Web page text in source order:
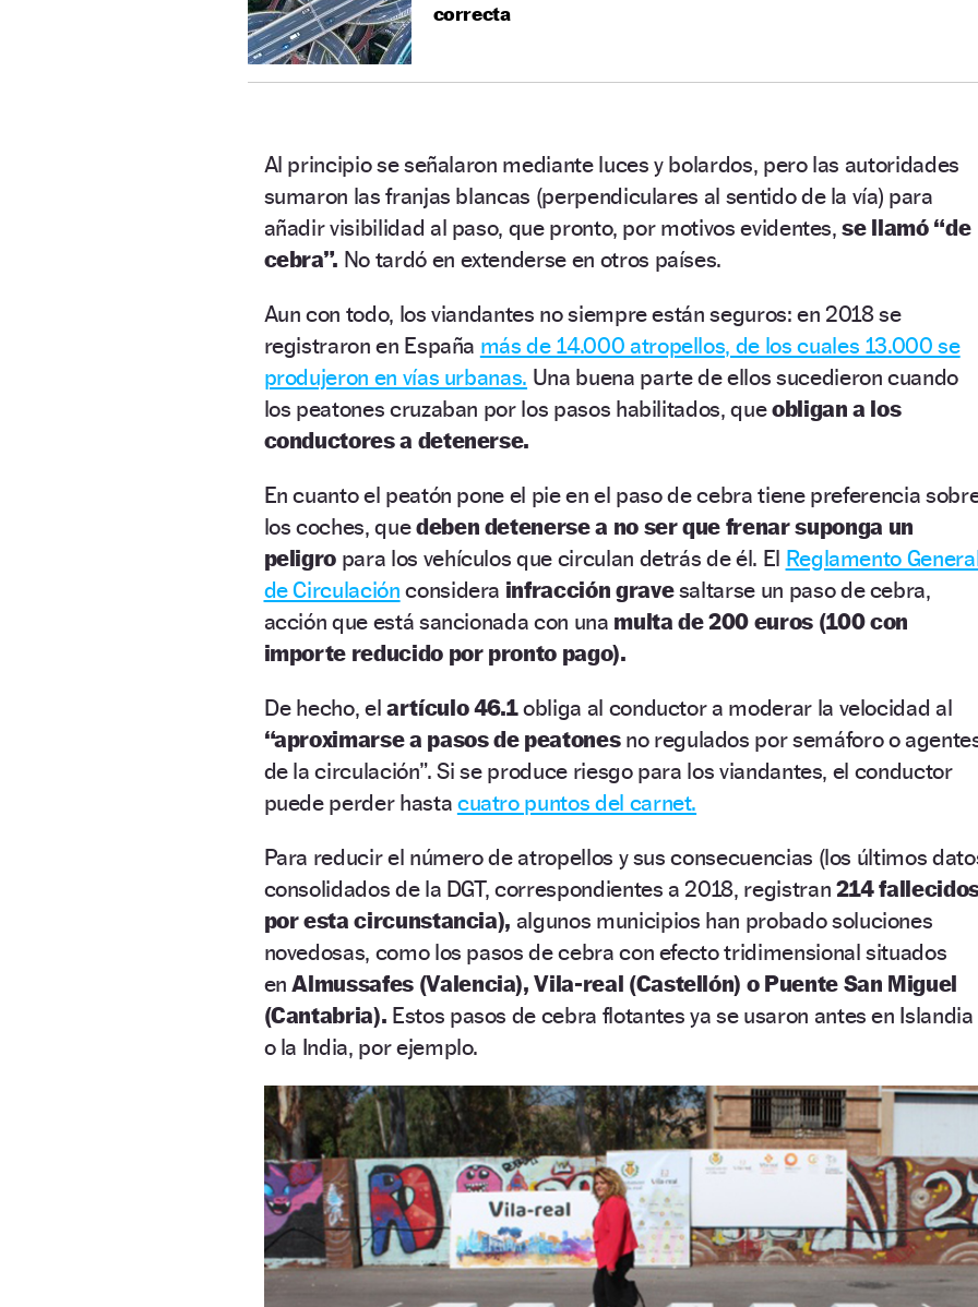
correcta
Al principio se señalaron mediante luces y bolardos, pero las autoridades
sumaron las franjas blancas (perpendiculares al sentido de la vía) para
añadir visibilidad al paso, que pronto, por motivos evidentes,se llamó “de
cebra”. No tardó en extenderse en otros países.
Aun con todo, los viandantes no siempre están seguros: en 2018 se
registraron en España más de 14.000 atropellos, de los cuales 13.000 se
produjeron en vías urbanas. Una buena parte de ellos sucedieron cuando
los peatones cruzaban por los pasos habilitados, queobligan a los
conductores a detenerse.
En cuanto el peatón pone el pie en el paso de cebra tiene preferencia
los coches, quedeben detenerse a no ser que frenar suponga un
peligro para los vehículos que circulan detrás de él. El Reglamento
de Circulación considera infracción gravesaltarse un paso de cebra,
acción que está sancionada con una multa de 200 euros (100 con
importe reducido por pronto pago).
De hecho, el artículo 46.1obliga al conductor a moderar la velocidad al
“aproximarse a pasos de peatonesno regulados por semáforo o
de la circulación”. Si se produce riesgo para los viandantes, el conductor
puede perder hasta cuatro puntos del carnet.
Para reducir el número de atropellos y sus consecuencias (los últimos
consolidados de la DGT, correspondientes a 2018, registran 214
por esta circunstancia), algunos municipios han probado soluciones
novedosas, como los pasos de cebra con efecto tridimensional situados
enAlmussafes (Valencia), Vila-real (Castellón) o Puente San Miguel
(Cantabria). Estos pasos de cebra flotantes ya se usaron antes en Islandia
o la India, por ejemplo.